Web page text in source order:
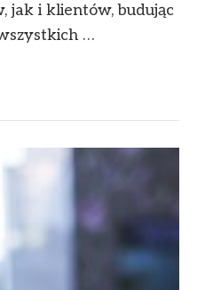
jak i klientów, budując
…